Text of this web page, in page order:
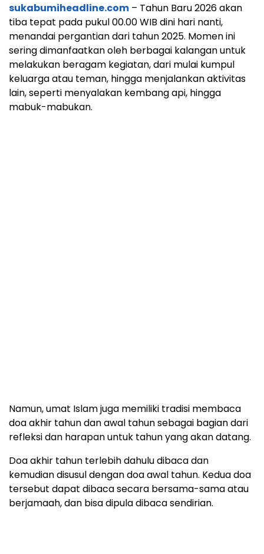
sukabumiheadline.com – Tahun Baru 2026 akan
tiba tepat pada pukul 00.00 WIB dini hari nanti,
menandai pergantian dari tahun 2025. Momen ini
sering dimanfaatkan oleh berbagai kalangan untuk
melakukan beragam kegiatan, dari mulai kumpul
keluarga atau teman, hingga menjalankan aktivitas
lain, seperti menyalakan kembang api, hingga
mabuk-mabukan.
Namun, umat Islam juga memiliki tradisi membaca
doa akhir tahun dan awal tahun sebagai bagian dari
refleksi dan harapan untuk tahun yang akan datang.
Doa akhir tahun terlebih dahulu dibaca dan
kemudian disusul dengan doa awal tahun. Kedua doa
tersebut dapat dibaca secara bersama-sama atau
berjamaah, dan bisa dipula dibaca sendirian.